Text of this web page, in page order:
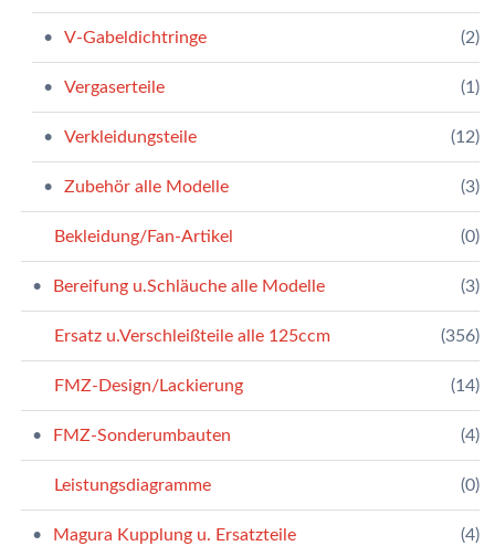
V-Gabeldichtringe (2)
Vergaserteile (1)
Verkleidungsteile (12)
Zubehör alle Modelle (3)
Bekleidung/Fan-Artikel (0)
Bereifung u.Schläuche alle Modelle (3)
Ersatz u.Verschleißteile alle 125ccm (356)
FMZ-Design/Lackierung (14)
FMZ-Sonderumbauten (4)
Leistungsdiagramme (0)
Magura Kupplung u. Ersatzteile (4)